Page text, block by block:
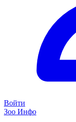
Войти
Зоо Инфо